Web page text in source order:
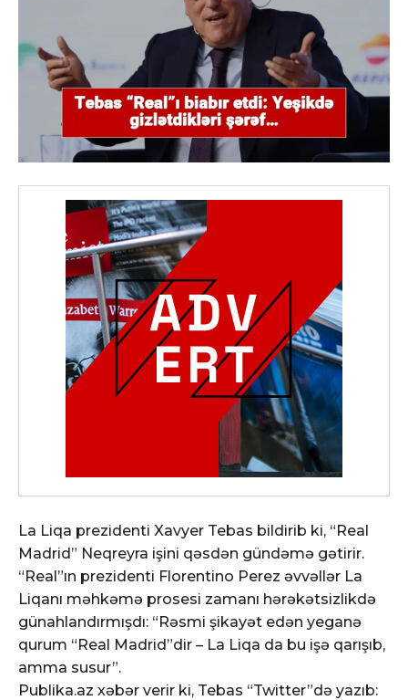
La Liqa prezidenti Xavyer Tebas bildirib ki, “Real
Madrid” Neqreyra işini qəsdən gündəmə gətirir.
“Real”ın prezidenti Florentino Perez əvvəllər La
Liqanı məhkəmə prosesi zamanı hərəkətsizlikdə
günahlandırmışdı: “Rəsmi şikayət edən yeganə
qurum “Real Madrid”dir – La Liqa da bu işə qarışıb,
amma susur”.
Publika.az xəbər verir ki, Tebas “Twitter”də yazıb: